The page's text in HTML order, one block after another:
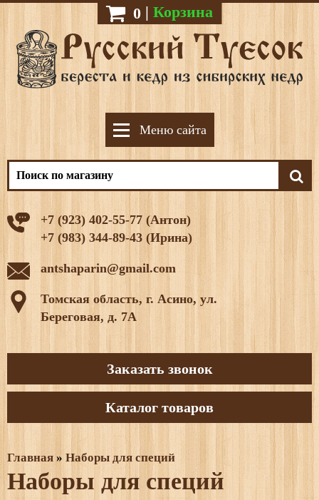
0 | Корзина
Меню сайта
+7 (923) 402-55-77 (Антон)
+7 (983) 344-89-43 (Ирина)
antshaparin@gmail.com
Томская область, г. Асино, ул.
Береговая, д. 7А
Заказать звонок
Каталог товаров
Главная » Наборы для специй
Наборы для специй